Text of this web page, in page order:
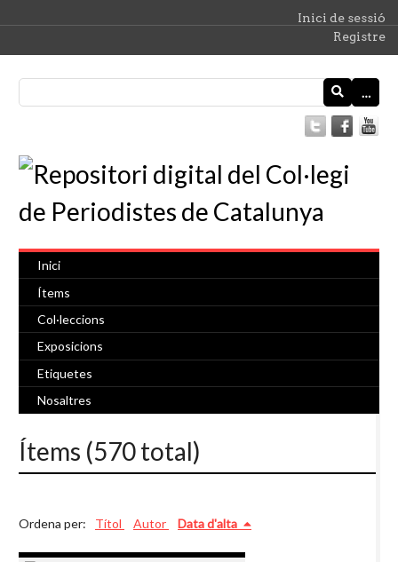
Inici de sessió
Registre
…
Inici
Ítems
Col·leccions
Exposicions
Etiquetes
Nosaltres
Ítems (570 total)
Ordena per: Títol Autor Data d'alta